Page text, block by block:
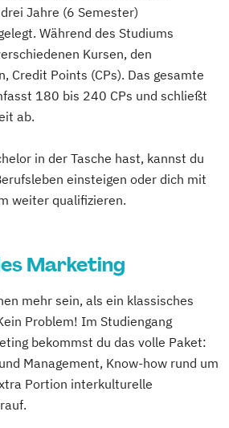
Jahre (6 Semester)
Während des Studiums
Kursen, den
Credit Points (CPs). Das gesamte
180 bis 240 CPs und schließt
ab.
in der Tasche hast, kannst du
einsteigen oder dich mit
weiter qualifizieren.
Marketing
mehr sein, als ein klassisches
Problem! Im Studiengang
bekommst du das volle Paket:
Management, Know-how rund um
Portion interkulturelle